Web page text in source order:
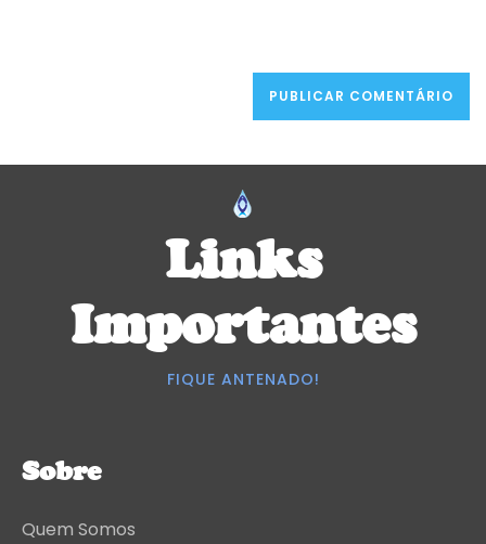
Links
Importantes
FIQUE ANTENADO!
Sobre
Quem Somos